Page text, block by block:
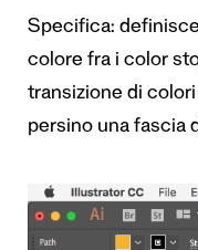
Specifica:
colore fra i color
transizione di
persino una fascia